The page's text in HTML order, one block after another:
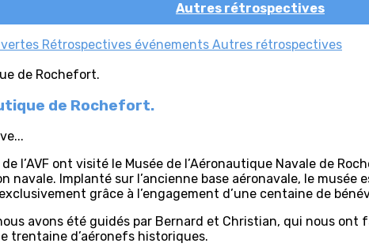
Autres rétrospectives
Rétrospectives événements Autres rétrospectives
de Rochefort.
l’AVF ont visité le Musée de l’Aéronautique Navale de
navale. Implanté sur l’ancienne base aéronavale, le musée
grâce à l’engagement d’une centaine de
avons été guidés par Bernard et Christian, qui nous
trentaine d’aéronefs historiques.